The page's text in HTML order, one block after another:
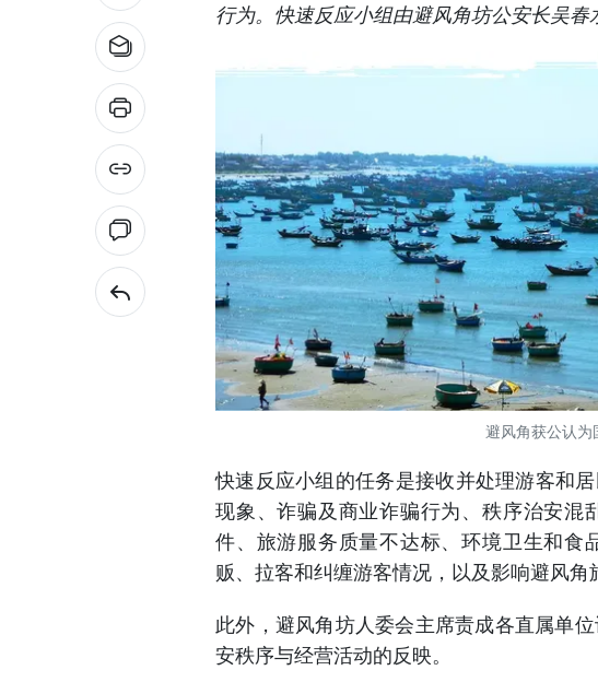
行为。快速反应小组由避风角坊公安长吴春
避风角获公认为
快速反应小组的任务是接收并处理游客和
现象、诈骗及商业诈骗行为、秩序治安混
件、旅游服务质量不达标、环境卫生和食
贩、拉客和纠缠游客情况，以及影响避风角
此外，避风角坊人委会主席责成各直属单
安秩序与经营活动的反映。